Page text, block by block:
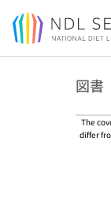
Jump to main
図書
The
differ